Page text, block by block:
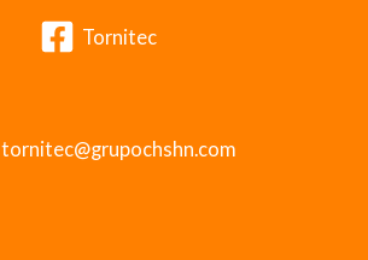
Tornitec
tornitec@grupochshn.com